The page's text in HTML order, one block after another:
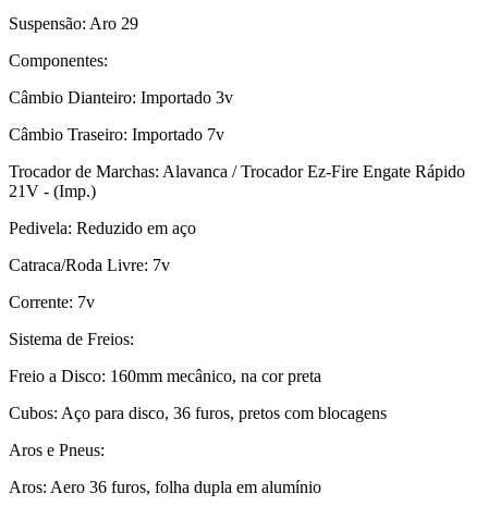
Suspensão: Aro 29
Componentes:
Câmbio Dianteiro: Importado 3v
Câmbio Traseiro: Importado 7v
Trocador de Marchas: Alavanca / Trocador Ez-Fire Engate Rápido
21V - (Imp.)
Pedivela: Reduzido em aço
Catraca/Roda Livre: 7v
Corrente: 7v
Sistema de Freios:
Freio a Disco: 160mm mecânico, na cor preta
Cubos: Aço para disco, 36 furos, pretos com blocagens
Aros e Pneus:
Aros: Aero 36 furos, folha dupla em alumínio